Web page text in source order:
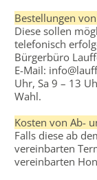
Bestellungen
Diese sollen
telefonisch
Bürgerbüro
E-Mail:
Uhr, Sa 9 – 13
Wahl.
Kosten von Ab-
Falls diese ab
vereinbarten
vereinbarten